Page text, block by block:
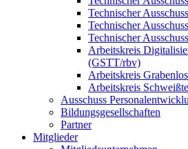
Technischer
Technischer
Technischer
Arbeitskreis
(GSTT/rbv)
Arbeitskreis
Arbeitskreis
Ausschuss
Bildungsgesellschaften
Partner
Mitglieder